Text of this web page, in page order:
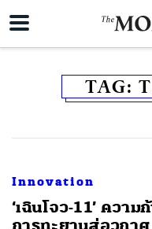
TAG:
Innovation
‘เฉินโจว-11’ ควา